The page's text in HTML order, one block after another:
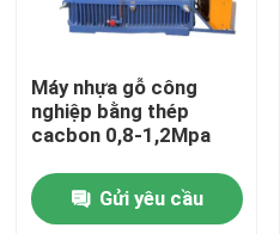
Chuyến tham quan nhà máy
Kiểm soát chất lượng
Máy nhựa gỗ công
nghiệp bằng thép
cacbon 0,8-1,2Mpa
Gửi yêu cầu